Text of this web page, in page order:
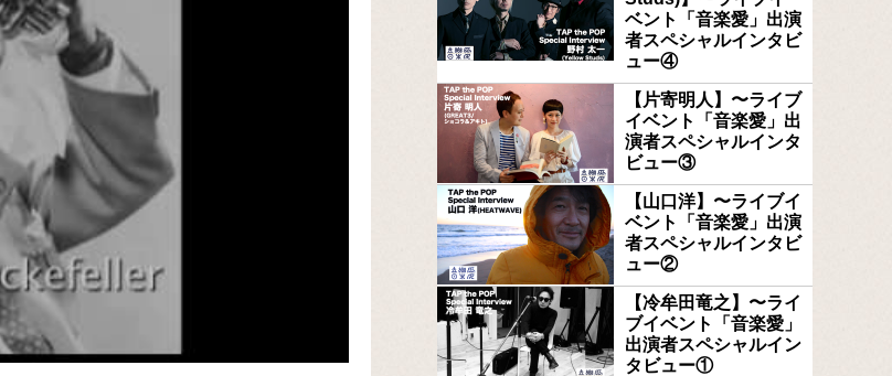
ベント「音楽愛」出演
者スペシャルインタビ
ュー④
【片寄明人】〜ライブ
イベント「音楽愛」出
演者スペシャルインタ
ビュー③
【山口洋】〜ライブイ
ベント「音楽愛」出演
者スペシャルインタビ
ュー②
【冷牟田竜之】〜ライ
ブイベント「音楽愛」
出演者スペシャルイン
タビュー①